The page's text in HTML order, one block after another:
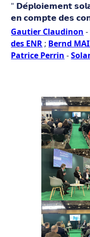
" 𝗗𝗲́𝗽𝗹𝗼𝗶𝗲𝗺𝗲𝗻𝘁
𝗲𝗻 𝗰𝗼𝗺𝗽𝘁𝗲 𝗱𝗲𝘀
Gautier Claudinon -
des ENR ; Bernd
Patrice Perrin -